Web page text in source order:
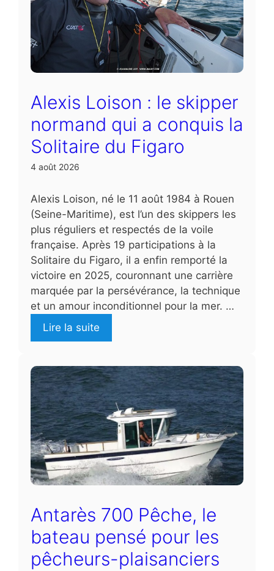
Alexis Loison : le skipper
normand qui a conquis la
Solitaire du Figaro
4 août 2026
Alexis Loison, né le 11 août 1984 à Rouen
(Seine-Maritime), est l’un des skippers les
plus réguliers et respectés de la voile
française. Après 19 participations à la
Solitaire du Figaro, il a enfin remporté la
victoire en 2025, couronnant une carrière
marquée par la persévérance, la technique
et un amour inconditionnel pour la mer. …
Lire la suite
Antarès 700 Pêche, le
bateau pensé pour les
pêcheurs-plaisanciers